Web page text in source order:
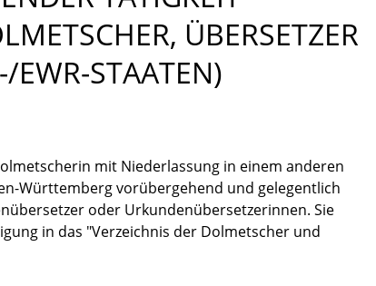
ÜBERSETZER
EWR-STAATEN)
mit Niederlassung in einem anderen
Württemberg vorübergehend und gelegentlich
oder Urkundenübersetzerinnen. Sie
in das "Verzeichnis der Dolmetscher und